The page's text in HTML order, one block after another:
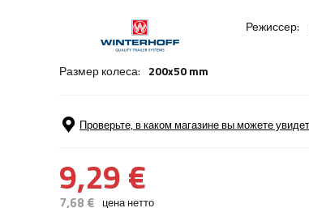
Режиссер:
Размер колеса: 200x50 mm
Проверьте, в каком магазине вы можете
9,29 €
7,68 € цена нетто